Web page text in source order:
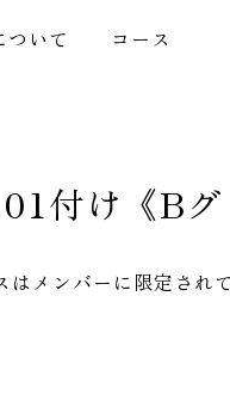
ついて コース
付け《Bグ
はメンバーに限定さ